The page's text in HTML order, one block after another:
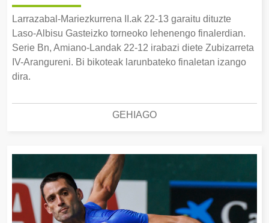
Larrazabal-Mariezkurrena II.ak 22-13 garaitu dituzte
Laso-Albisu Gasteizko torneoko lehenengo finalerdian.
Serie Bn, Amiano-Landak 22-12 irabazi diete Zubizarreta
IV-Arangureni. Bi bikoteak larunbateko finaletan izango
dira.
GEHIAGO